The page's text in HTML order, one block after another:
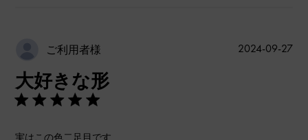
ご利用者様
大好きな形
実はこの色二足目です
公
2024-09-27